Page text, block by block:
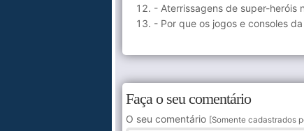
- Aterrissagens de super-heróis
- Por que os jogos e consoles
Faça o seu comentário
O seu comentário [Somente cadastrados